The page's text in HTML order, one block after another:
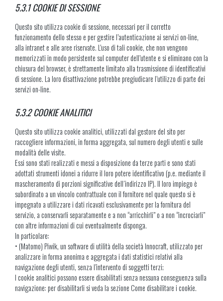
5.3.1 COOKIE DI SESSIONE
Questo sito utilizza cookie di sessione, necessari per il corretto
funzionamento dello stesso e per gestire l’autenticazione ai servizi on-line,
alla intranet e alle aree riservate. L’uso di tali cookie, che non vengono
memorizzati in modo persistente sul computer dell’utente e si eliminano con la
chiusura del browser, è strettamente limitato alla trasmissione di identificativi
di sessione. La loro disattivazione potrebbe pregiudicare l’utilizzo di parte dei
servizi on-line.
5.3.2 COOKIE ANALITICI
Questo sito utilizza cookie analitici, utilizzati dal gestore del sito per
raccogliere informazioni, in forma aggregata, sul numero degli utenti e sulle
modalità delle visite.
Essi sono stati realizzati e messi a disposizione da terze parti e sono stati
adottati strumenti idonei a ridurre il loro potere identificativo (p.e. mediante il
mascheramento di porzioni significative dell´indirizzo IP). Il loro impiego è
subordinato a un vincolo contrattuale con il fornitore nel quale questo si è
impegnato a utilizzare i dati ricavati esclusivamente per la fornitura del
servizio, a conservarli separatamente e a non “arricchirli” o a non “incrociarli”
con altre informazioni di cui eventualmente disponga.
In particolare:
• (Matomo) Piwik, un software di utilità della società Innocraft, utilizzato per
analizzare in forma anonima e aggregata i dati statistici relativi alla
navigazione degli utenti, senza l’intervento di soggetti terzi;
I cookie analitici possono essere disabilitati senza nessuna conseguenza sulla
navigazione: per disabilitarli si veda la sezione Come disabilitare i cookie.